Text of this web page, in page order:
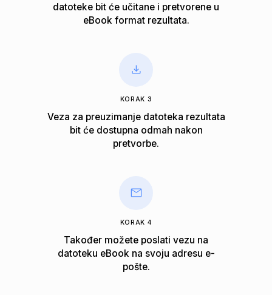
datoteke bit će učitane i pretvorene u
eBook format rezultata.
KORAK 3
Veza za preuzimanje datoteka rezultata
bit će dostupna odmah nakon
pretvorbe.
KORAK 4
Također možete poslati vezu na
datoteku eBook na svoju adresu e-
pošte.